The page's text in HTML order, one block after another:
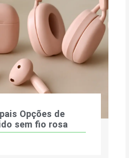
Opções de
sem fio rosa